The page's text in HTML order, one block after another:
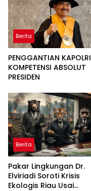
Berita
PENGGANTIAN KAPOLRI
KOMPETENSI ABSOLUT
PRESIDEN
Berita
Pakar Lingkungan Dr.
Elviriadi Soroti Krisis
Ekologis Riau Usai